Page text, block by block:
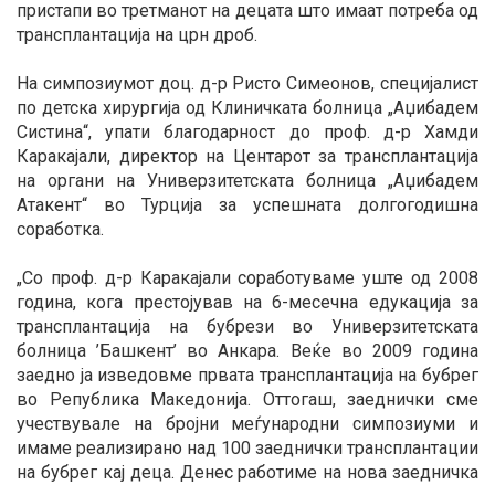
пристапи во третманот на децата што имаат потреба од
трансплантација на црн дроб.
На симпозиумот доц. д-р Ристо Симеонов, специјалист
по детска хирургија од Клиничката болница „Аџибадем
Систина“, упати благодарност до проф. д-р Хамди
Каракајали, директор на Центарот за трансплантација
на органи на Универзитетската болница „Аџибадем
Атакент“ во Турција за успешната долгогодишна
соработка.
„Со проф. д-р Каракајали соработуваме уште од 2008
година, кога престојував на 6-месечна едукација за
трансплантација на бубрези во Универзитетската
болница ’Башкент’ во Анкара. Веќе во 2009 година
заедно ја изведовме првата трансплантација на бубрег
во Република Македонија. Оттогаш, заеднички сме
учествувале на бројни меѓународни симпозиуми и
имаме реализирано над 100 заеднички трансплантации
на бубрег кај деца. Денес работиме на нова заедничка